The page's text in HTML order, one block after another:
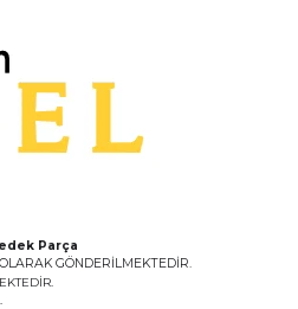
Parça
GÖNDERİLMEKTEDİR.